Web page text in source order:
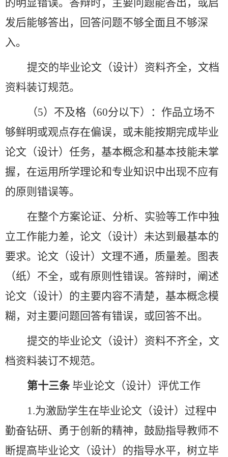
的明显错误。答辩时，主要问题能答出，或启
发后能够答出，回答问题不够全面且不够深
入。
提交的毕业论文（设计）资料齐全，文档
资料装订规范。
（5） 不及格（60分以下）
：作品立场不
够鲜明或观点存在偏误，或未能按期完成毕业
论文（设计）任务，基本概念和基本技能未掌
握，在运用所学理论和专业知识中出现不应有
的原则错误等。
在整个方案论证、分析、实验等工作中独
立工作能力差，论文（设计）未达到最基本的
要求。论文（设计）文理不通，质量差。图表
（纸）不全，或有原则性错误。答辩时，阐述
论文（设计）的主要内容不清楚，基本概念模
糊，对主要问题回答有错误，或回答不出。
提交的毕业论文（设计）资料不齐全，文
档资料装订不规范。
第十三条 毕业论文（设计）评优工作
1.为激励学生在毕业论文（设计）过程中
勤奋钻研、勇于创新的精神，鼓励指导教师不
断提高毕业论文（设计）的指导水平，树立毕